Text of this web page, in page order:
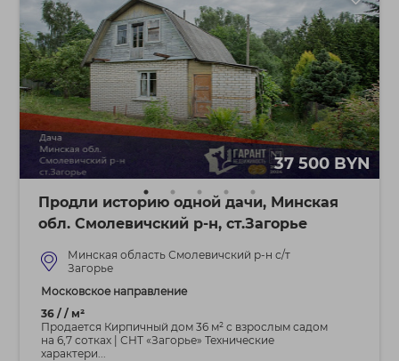
37 500 BYN
Продли историю одной дачи, Минская
обл. Смолевичский р-н, ст.Загорье
Минская область Смолевичский р-н с/т
Загорье
Московское направление
36 / / м²
Продается Кирпичный дом 36 м² с взрослым садом
на 6,7 сотках | СНТ «Загорье» Технические
характери...